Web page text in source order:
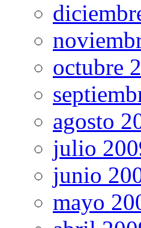
octubre
agosto
julio
junio
mayo